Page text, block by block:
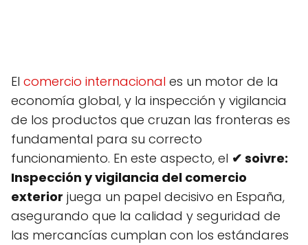
El comercio internacional es un motor de la
economía global, y la inspección y vigilancia
de los productos que cruzan las fronteras es
fundamental para su correcto
funcionamiento. En este aspecto, el ✔ soivre:
Inspección y vigilancia del comercio
exterior juega un papel decisivo en España,
asegurando que la calidad y seguridad de
las mercancías cumplan con los estándares